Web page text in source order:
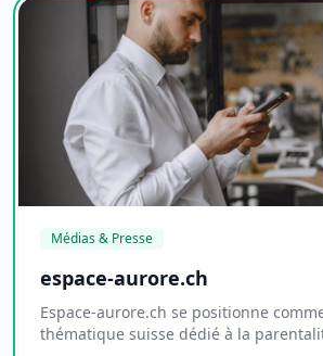
Médias & Presse
espace-aurore.ch
Espace-aurore.ch se positionne
thématique suisse dédié à la